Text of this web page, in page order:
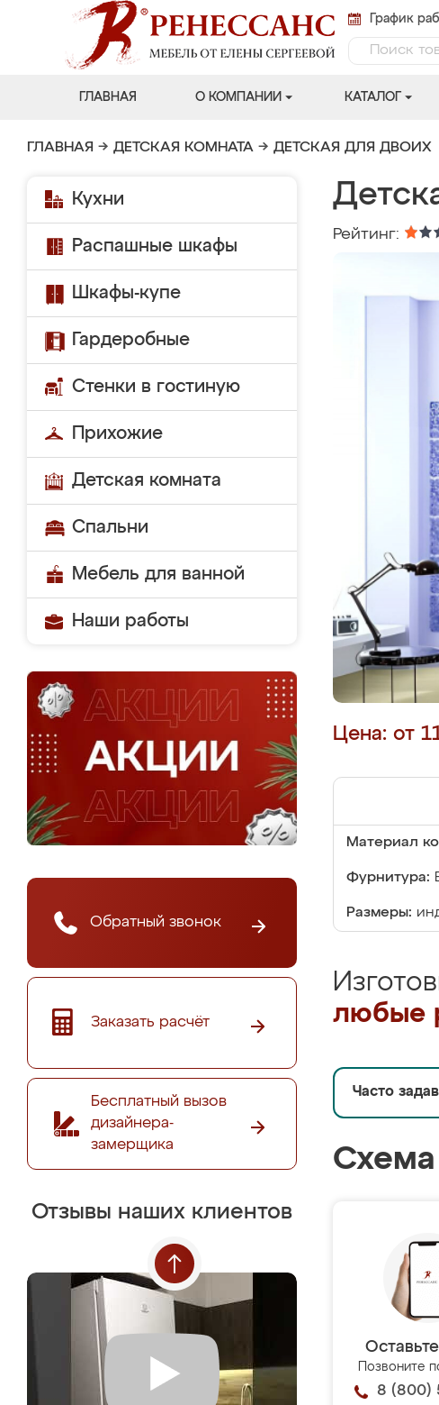
График
ГЛАВНАЯ О КОМПАНИИ КАТАЛОГ
ГЛАВНАЯ → ДЕТСКАЯ КОМНАТА → ДЕТСКАЯ ДЛЯ ДВОИХ
Кухни
Распашные шкафы
Шкафы-купе
Гардеробные
Стенки в гостиную
Прихожие
Детская комната
Спальни
Мебель для ванной
Наши работы
Обратный звонок
Заказать расчёт
Бесплатный вызов
дизайнера-
замерщика
Отзывы наших клиентов
Рейтинг:
Цена: от
Материал
Фурнитура:
Размеры:
любые
Часто
Позвоните
8 (800)